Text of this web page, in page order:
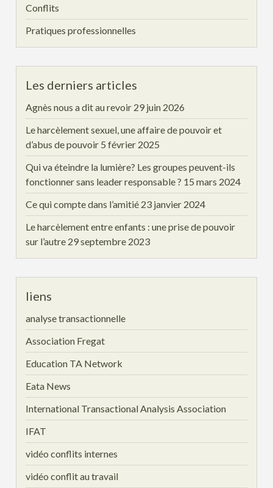
Conflits
Pratiques professionnelles
Les derniers articles
Agnès nous a dit au revoir 29 juin 2026
Le harcèlement sexuel, une affaire de pouvoir et
d’abus de pouvoir 5 février 2025
Qui va éteindre la lumière? Les groupes peuvent-ils
fonctionner sans leader responsable ? 15 mars 2024
Ce qui compte dans l’amitié 23 janvier 2024
Le harcèlement entre enfants : une prise de pouvoir
sur l’autre 29 septembre 2023
liens
analyse transactionnelle
Association Fregat
Education TA Network
Eata News
International Transactional Analysis Association
IFAT
vidéo conflits internes
vidéo conflit au travail